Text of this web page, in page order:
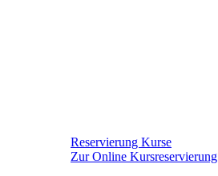
Reservierung Kurse
Zur Online Kursreservierung